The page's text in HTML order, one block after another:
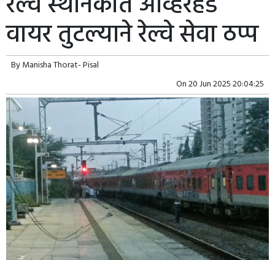
वायर तुटल्याने रेल्वे सेवा ठप्प
ByManisha Thorat- Pisal
On20 Jun 2025 20:04:25